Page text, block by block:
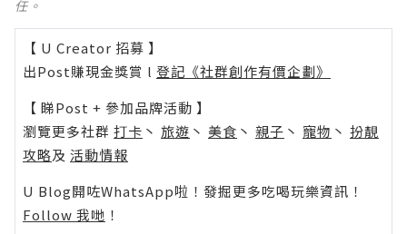
任。
【 U Creator 招募 】
出Post賺現金獎賞 l 登記《社群創作有價企劃》
【 睇Post + 參加品牌活動 】
瀏覽更多社群 打卡 丶 旅遊 丶 美食 丶 親子 丶 寵物 丶 扮靚
攻略及 活動情報
U Blog開咗WhatsApp啦！發掘更多吃喝玩樂資訊！
Follow 我哋 ！